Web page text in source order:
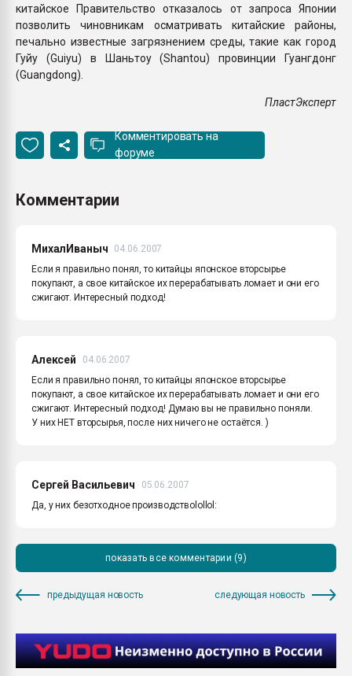
китайское Правительство отказалось от запроса Японии
позволить чиновникам осматривать китайские районы,
печально известные загрязнением среды, такие как город
Гуйу (Guiyu) в Шаньтоу (Shantou) провинции Гуангдонг
(Guangdong).
ПластЭксперт
Комментировать на
форуме
Комментарии
МихалИваныч
04.06.2007
Если я правильно понял, то китайцы японское вторсырье
покупают, а свое китайское их перерабатывать ломает и они его
сжигают. Интересный подход!
Алексей
04.06.2007
Если я правильно понял, то китайцы японское вторсырье
покупают, а свое китайское их перерабатывать ломает и они его
сжигают. Интересный подход! Думаю вы не правильно поняли.
У них НЕТ вторсырья, после них ничего не остаётся. )
Сергей Васильевич
05.06.2007
Да, у них безотходное производствоlollol:
показать все комментарии (9)
предыдущая новость следующая новость